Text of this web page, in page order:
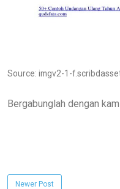
Source: imgv2-1-
Bergabunglah dengan
Newer Post